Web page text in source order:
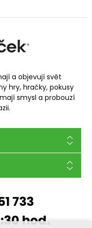
a objevují svět
hry, hračky, pokusy
smysl a probouzí
733
hod.